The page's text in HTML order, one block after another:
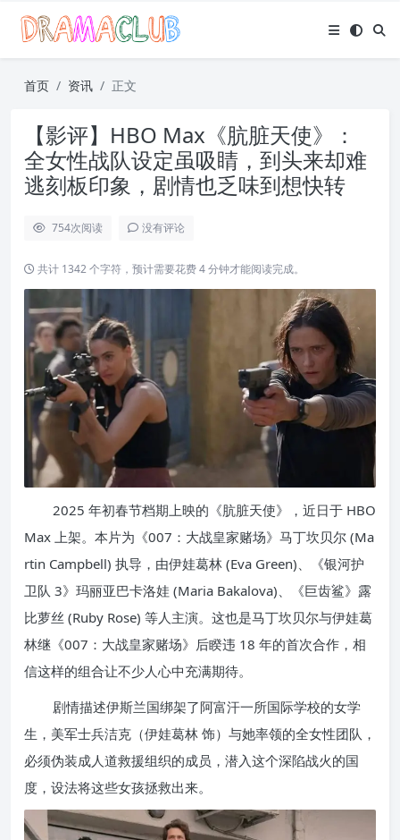
首页 资讯 正文
【影评】HBO Max《肮脏天使》：
全女性战队设定虽吸睛，到头来却难
逃刻板印象，剧情也乏味到想快转
754次阅读 没有评论
共计 1342 个字符，预计需要花费 4 分钟才能阅读完成。
2025 年初春节档期上映的《肮脏天使》，近日于 HBO
Max 上架。本片为《007：大战皇家赌场》马丁坎贝尔 (Ma
rtin Campbell) 执导，由伊娃葛林 (Eva Green)、《银河护
卫队 3》玛丽亚巴卡洛娃 (Maria Bakalova)、《巨齿鲨》露
比萝丝 (Ruby Rose) 等人主演。这也是马丁坎贝尔与伊娃葛
林继《007：大战皇家赌场》后睽违 18 年的首次合作，相
信这样的组合让不少人心中充满期待。
剧情描述伊斯兰国绑架了阿富汗一所国际学校的女学
生，美军士兵洁克（伊娃葛林 饰）与她率领的全女性团队，
必须伪装成人道救援组织的成员，潜入这个深陷战火的国
度，设法将这些女孩拯救出来。